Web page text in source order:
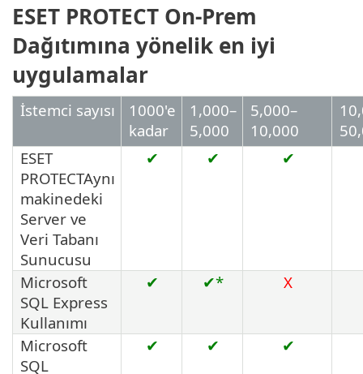
ESET PROTECT On-Prem
Dağıtımına yönelik en iyi
uygulamalar
İstemci sayısı
1000'e
kadar
1,000–
5,000
5,000–
10,000
ESET
PROTECTAynı
makinedeki
Server ve
Veri Tabanı
Sunucusu
✔ ✔ ✔
Microsoft
SQL Express
Kullanımı
✔ ✔* X
Microsoft
SQL
✔ ✔ ✔